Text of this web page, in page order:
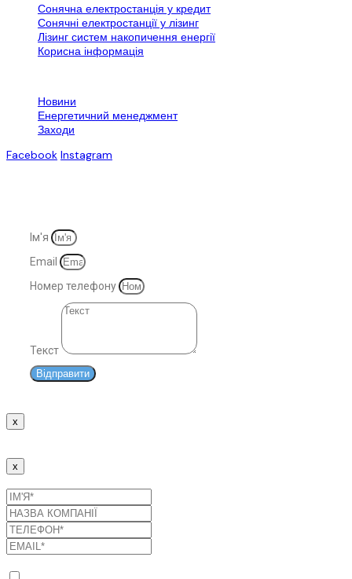
Сонячна електростанція у кредит
Сонячні електростанції у лізинг
Лізинг систем накопичення енергії
Корисна інформація
Новини
Енергетичний менеджмент
Заходи
Facebook Instagram
Ім'я
Email
Номер телефону
Текст
Відправити
x
x